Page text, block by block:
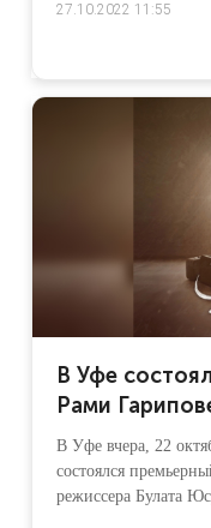
27.10.2022 11:55
В Уфе
Рами
В Уфе вчера, 22
состоялся
режиссера Булата